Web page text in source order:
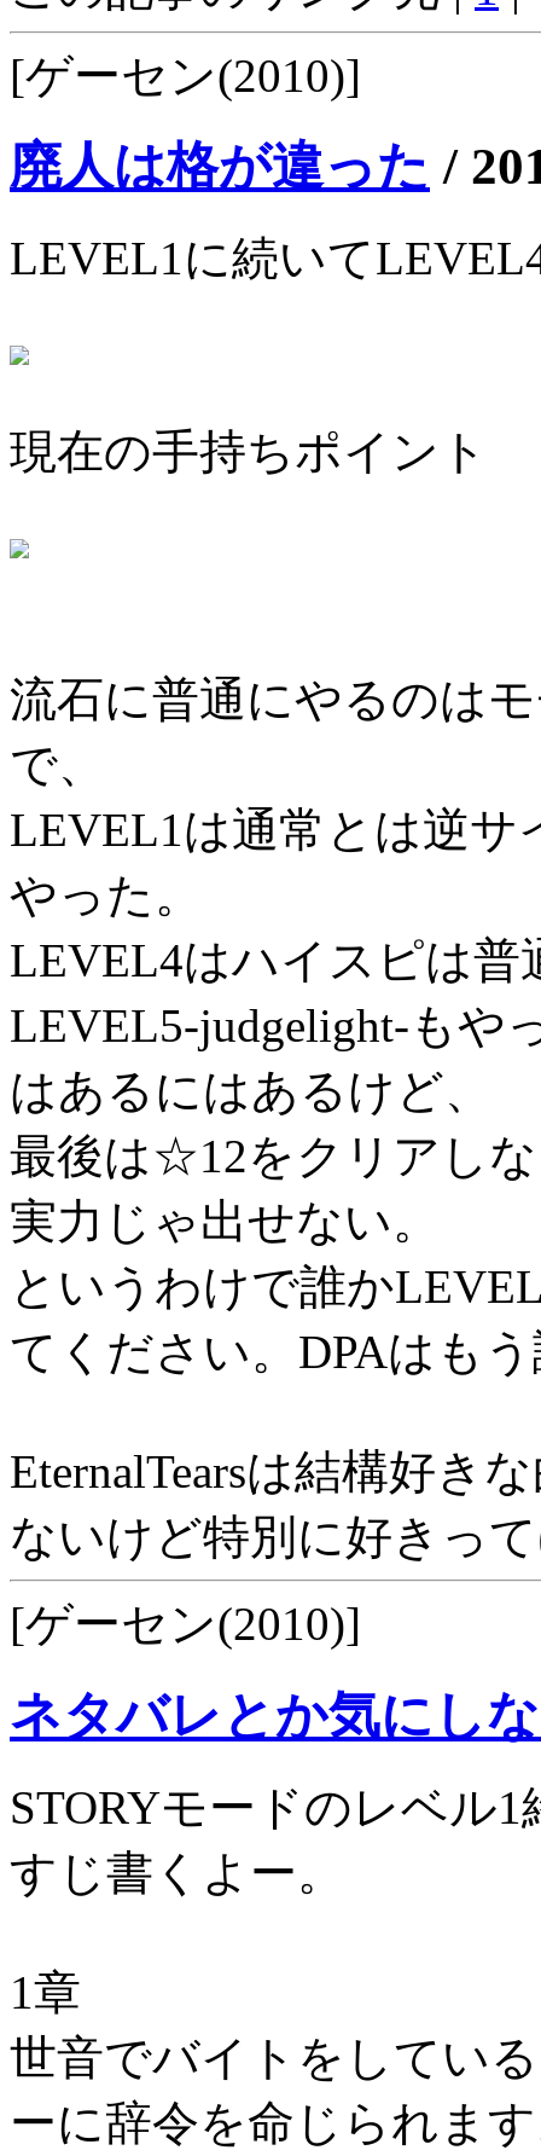
[ゲーセン(2010)]
廃人は格が違った /
LEVEL1に続いて
現在の手持ちポイント
流石に普通にやるのは
で、
LEVEL1は通常とは逆サ
やった。
LEVEL4はハイスピは普
LEVEL5-judgelight-もや
はあるにはあるけど、
最後は☆12をクリアし
実力じゃ出せない。
というわけで誰か
てください。DPAはも
EternalTearsは結構好き
ないけど特別に好きっ
[ゲーセン(2010)]
ネタバレとか気にし
STORYモードのレベル
すじ書くよー。
1章
世音でバイトをしてい
ーに辞令を命じられま